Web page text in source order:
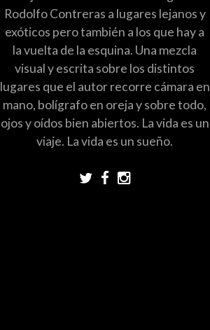
Rodolfo Contreras a lugares lejanos y
exóticos pero también a los que hay a
la vuelta de la esquina. Una mezcla
visual y escrita sobre los distintos
lugares que el autor recorre cámara en
mano, bolígrafo en oreja y sobre todo,
ojos y oídos bien abiertos. La vida es un
viaje. La vida es un sueño.